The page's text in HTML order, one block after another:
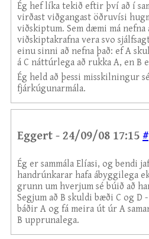
Ég hef líka tekið eftir því að í
virðast viðgangast öðruvísi
viðskiptum. Sem dæmi má
viðskiptakrafna vera svo
einu sinni að nefna það: ef A
á C náttúrlega að rukka A, en B
Ég held að þessi misskilningur
fjárkúgunarmála.
Eggert - 24/09/08 17:15 #
Ég er sammála Elíasi, og bendi
handrúnkarar hafa ábyggilega
grunn um hverjum sé búið að
Segjum að B skuldi bæði C og D
báðir A og fá meira út úr A
B upprunalega.